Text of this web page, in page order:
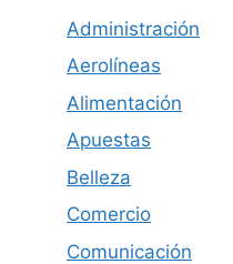
Administración
Aerolíneas
Alimentación
Apuestas
Belleza
Comercio
Comunicación